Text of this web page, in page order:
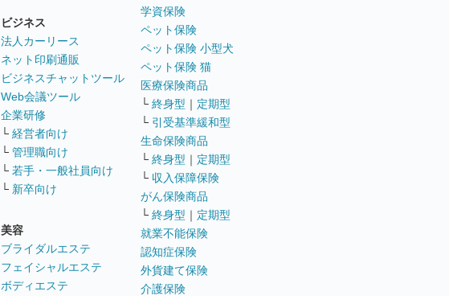
ビジネス
法人カーリース
ネット印刷通販
ビジネスチャットツール
Web会議ツール
企業研修
└ 経営者向け
└ 管理職向け
└ 若手・一般社員向け
└ 新卒向け
美容
ブライダルエステ
フェイシャルエステ
ボディエステ
学資保険
ペット保険
ペット保険 小型犬
ペット保険 猫
医療保険商品
└ 終身型 ｜ 定期型
└ 引受基準緩和型
生命保険商品
└ 終身型 ｜ 定期型
└ 収入保障保険
がん保険商品
└ 終身型 ｜ 定期型
就業不能保険
認知症保険
外貨建て保険
介護保険